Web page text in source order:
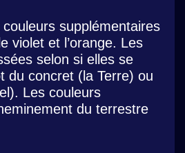
supplémentaires
violet et l’orange. Les
selon si elles se
du concret (la Terre) ou
Les couleurs
du terrestre